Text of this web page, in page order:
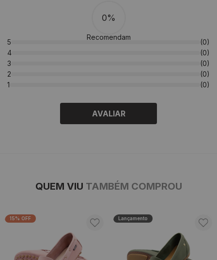
0%
Recomendam
5
(0)
4
(0)
3
(0)
2
(0)
1
(0)
AVALIAR
QUEM VIU TAMBÉM COMPROU
15% OFF Lançamento